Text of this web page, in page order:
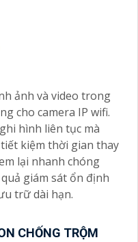
bản giới thiệu dành
đến quý vị dịch vụ
chuyên nghiệp cho
vực lắp đặt camera
pháp an ninh hiệu quả,
ảnh và video trong
cho camera IP wifi.
hình liên tục mà
kiệm thời gian thay
lại nhanh chóng
giám sát ổn định
trữ dài hạn.
CHỐNG TRỘM